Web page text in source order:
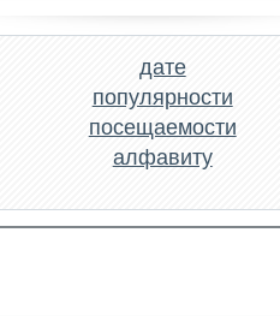
дате
популярности
посещаемости
алфавиту